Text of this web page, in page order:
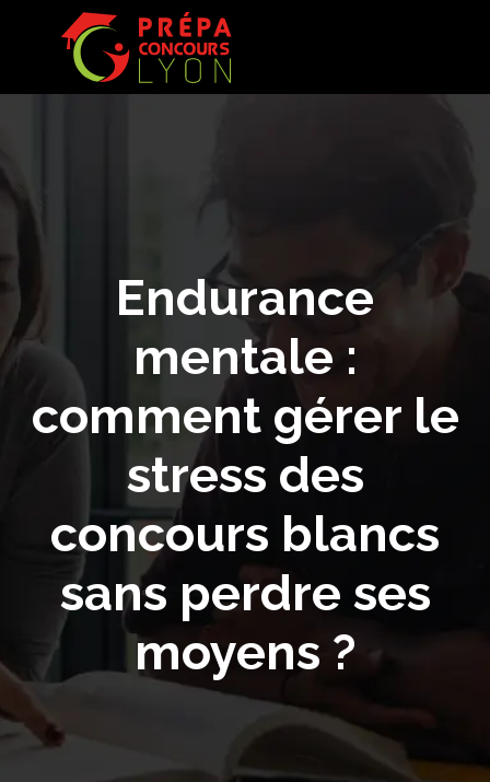
Endurance
mentale :
comment gérer le
stress des
concours blancs
sans perdre ses
moyens ?